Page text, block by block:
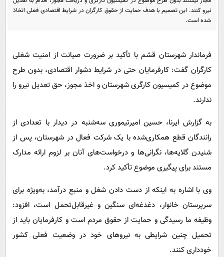
سرگرمی
حوادث
بین الملل
اجتماعی
حیات وحش
سیاست خارجی
پیامک
دانلود
نیرو کنند. این تصمیم با هدف حمایت از حقوق کارگران در شرایط اقتصادی فعلی اتخاذ
شده است.
فرماندار شهرستان قشم با تأکید بر ضرورت صیانت از امنیت شغلی
کارگران گفت: کارفرمایان حتی در شرایط دشوار اقتصادی، بدون طرح
موضوع در کمیسیون کارگری شهرستان و اخذ مجوز، حق تعدیل نیرو را
ندارند.
به گزارش ایرنا، حسین امیرتیموری سه‌شنبه در دیدار با تعدادی از
رانندگان قطع همکاری‌شده با یک شرکت فعال در شهرستان، پس از
شنیدن گلایه‌ها، نگرانی‌ها و درخواست‌های آنان بر لزوم ارائه مدارک
مستند برای پیگیری موضوع تأکید کرد.
وی با اشاره به اینکه از دست دادن شغل و منبع درآمد، به‌ویژه برای
سرپرستان خانوار، دغدغه‌ای سنگین و غیرقابل‌تحمل است، افزود:
وظیفه ما رسیدگی و حمایت از حقوق مردم است و کارفرمایان باید از
تحمیل چنین شرایطی به نیروهای خود در وضعیت فعلی کشور
خودداری کنند.